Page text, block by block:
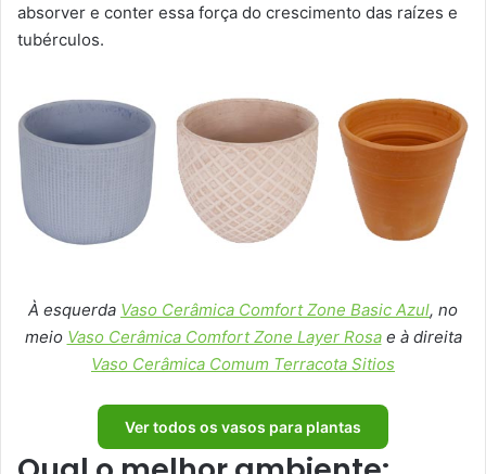
absorver e conter essa força do crescimento das raízes e
tubérculos.
À esquerda Vaso Cerâmica Comfort Zone Basic Azul, no
meio Vaso Cerâmica Comfort Zone Layer Rosae à direita
Vaso Cerâmica Comum Terracota Sitios
Ver todos os vasos para plantas